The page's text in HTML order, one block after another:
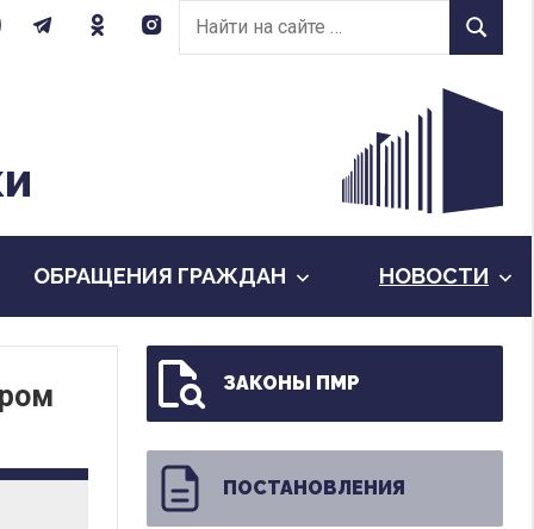
Найти
на
Найти
ОБРАЩЕНИЯ ГРАЖДАН НОВОСТИ
ЗАКОНЫ ПМР
ПОСТАНОВЛЕНИЯ